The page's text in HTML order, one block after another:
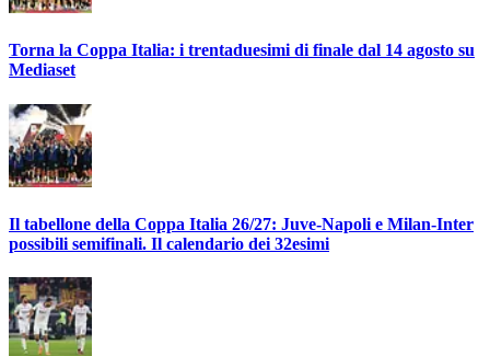
Torna la Coppa Italia: i trentaduesimi di finale dal 14 agosto su
Mediaset
Il tabellone della Coppa Italia 26/27: Juve-Napoli e Milan-Inter
possibili semifinali. Il calendario dei 32esimi